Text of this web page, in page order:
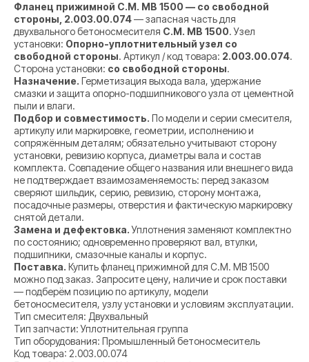
Фланец прижимной C.M. MB 1500 — со свободной
стороны, 2.003.00.074— запасная часть для
двухвального бетоносмесителя C.M. MB 1500. Узел
установки: Опорно-уплотнительный узел со
свободной стороны. Артикул / код товара: 2.003.00.074.
Сторона установки: со свободной стороны.
Назначение. Герметизация выхода вала, удержание
смазки и защита опорно-подшипникового узла от цементной
пыли и влаги.
Подбор и совместимость. По модели и серии смесителя,
артикулу или маркировке, геометрии, исполнению и
сопряжённым деталям; обязательно учитывают сторону
установки, ревизию корпуса, диаметры вала и состав
комплекта. Совпадение общего названия или внешнего вида
не подтверждает взаимозаменяемость: перед заказом
сверяют шильдик, серию, ревизию, сторону монтажа,
посадочные размеры, отверстия и фактическую маркировку
снятой детали.
Замена и дефектовка.Уплотнения заменяют комплектно
по состоянию; одновременно проверяют вал, втулки,
подшипники, смазочные каналы и корпус.
Поставка. Купить фланец прижимной для C.M. MB 1500
можно под заказ. Запросите цену, наличие и срок поставки
— подберём позицию по артикулу, модели
бетоносмесителя, узлу установки и условиям эксплуатации.
Тип смесителя: Двухвальный
Тип запчасти: Уплотнительная группа
Тип оборудования: Промышленный бетоносмеситель
Код товара: 2.003.00.074